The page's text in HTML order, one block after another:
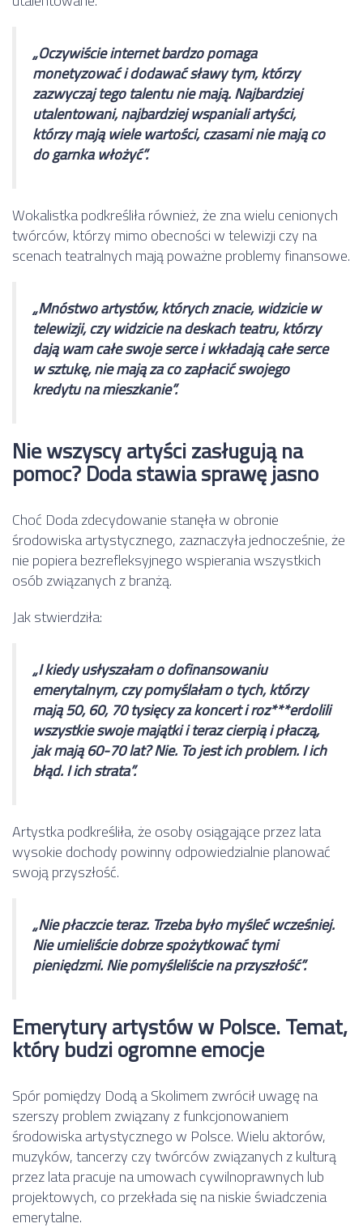
„Oczywiście internet bardzo pomaga
monetyzować i dodawać sławy tym, którzy
zazwyczaj tego talentu nie mają. Najbardziej
utalentowani, najbardziej wspaniali artyści,
którzy mają wiele wartości, czasami nie mają co
do garnka włożyć”.
Wokalistka podkreśliła również, że zna wielu cenionych
twórców, którzy mimo obecności w telewizji czy na
scenach teatralnych mają poważne problemy finansowe.
„Mnóstwo artystów, których znacie, widzicie w
telewizji, czy widzicie na deskach teatru, którzy
dają wam całe swoje serce i wkładają całe serce
w sztukę, nie mają za co zapłacić swojego
kredytu na mieszkanie”.
Nie wszyscy artyści zasługują na
pomoc? Doda stawia sprawę jasno
Choć Doda zdecydowanie stanęła w obronie
środowiska artystycznego, zaznaczyła jednocześnie, że
nie popiera bezrefleksyjnego wspierania wszystkich
osób związanych z branżą.
Jak stwierdziła:
„I kiedy usłyszałam o dofinansowaniu
emerytalnym, czy pomyślałam o tych, którzy
mają 50, 60, 70 tysięcy za koncert i roz***erdolili
wszystkie swoje majątki i teraz cierpią i płaczą,
jak mają 60-70 lat? Nie. To jest ich problem. I ich
błąd. I ich strata”.
Artystka podkreśliła, że osoby osiągające przez lata
wysokie dochody powinny odpowiedzialnie planować
swoją przyszłość.
„Nie płaczcie teraz. Trzeba było myśleć wcześniej.
Nie umieliście dobrze spożytkować tymi
pieniędzmi. Nie pomyśleliście na przyszłość”.
Emerytury artystów w Polsce. Temat,
który budzi ogromne emocje
Spór pomiędzy Dodą a Skolimem zwrócił uwagę na
szerszy problem związany z funkcjonowaniem
środowiska artystycznego w Polsce. Wielu aktorów,
muzyków, tancerzy czy twórców związanych z kulturą
przez lata pracuje na umowach cywilnoprawnych lub
projektowych, co przekłada się na niskie świadczenia
emerytalne.